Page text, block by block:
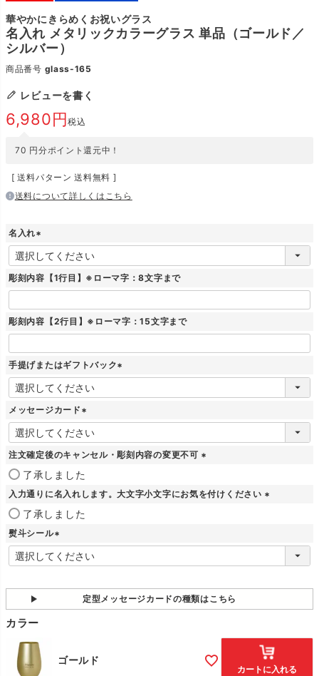
華やかにきらめくお祝いグラス
名入れ メタリックカラーグラス 単品（ゴールド／
シルバー）
商品番号 glass-165
レビューを書く
6,980 税込
70 円分ポイント還元中！
送料パターン 送料無料
送料について詳しくはこちら
名入れ
(
必
須
彫刻内容【1行目】※ローマ字：8文字まで
彫刻内容【2行目】※ローマ字：15文字まで
手提げまたはギフトバック
(
メッセージカード
(
必
須
注文確定後のキャンセル・彫刻内容の変更不可
須
了承しました
入力通りに名入れします。大文字小文字にお気を付けください
)
了承しました
熨斗シール
(
必
)
定型メッセージカードの種類はこちら
カラー
ゴールド
カートに入れる